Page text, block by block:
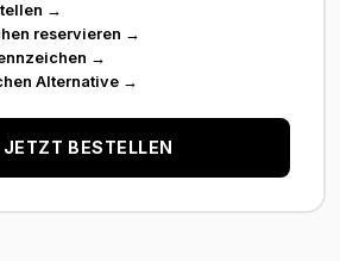
→
reservieren →
→
Alternative →
JETZT BESTELLEN